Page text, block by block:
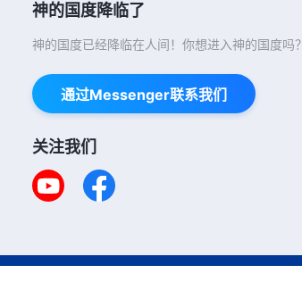
神的国度降临了
神的国度已经降临在人间！你想进入神的国度吗？
通过Messenger联系我们
关注我们